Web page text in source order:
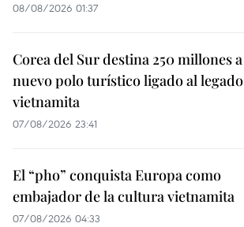
08/08/2026 01:37
Corea del Sur destina 250 millones a
nuevo polo turístico ligado al legado
vietnamita
07/08/2026 23:41
El “pho” conquista Europa como
embajador de la cultura vietnamita
07/08/2026 04:33